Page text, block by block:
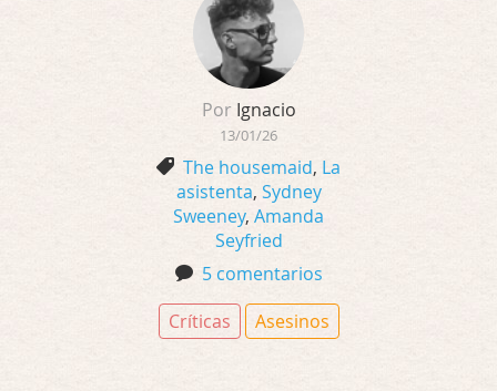
Por Ignacio
13/01/26
The housemaid, La
asistenta, Sydney
Sweeney, Amanda
Seyfried
5 comentarios
Críticas
Asesinos